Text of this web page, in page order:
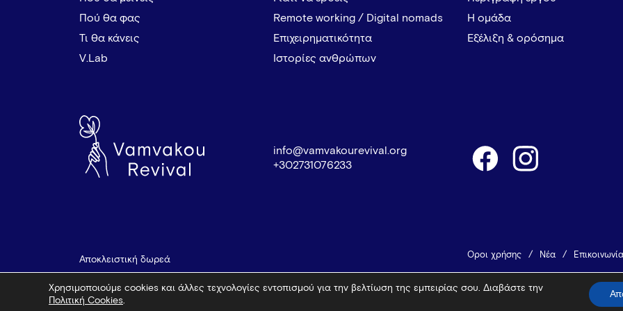
Πού θα φας
Τι θα κάνεις
V.Lab
Remote working / Digital nomads
Επιχειρηματικότητα
Ιστορίες ανθρώπων
Η ομάδα
Εξέλιξη & ορόσημα
info@vamvakourevival.org
+302731076233
Αποκλειστική δωρεά Όροι χρήσης Νέα Επικοινωνία
© 2026 Vamvakou Revival Design
Χρησιμοποιούμε cookies και άλλες τεχνολογίες εντοπισμού για την βελτίωση της εμπειρίας σου. Διαβάστε την
Πολιτική Cookies.